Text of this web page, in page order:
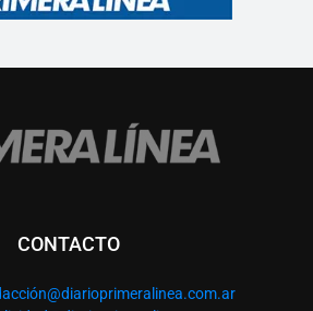
CONTACTO
n@diarioprimeralinea.com.ar